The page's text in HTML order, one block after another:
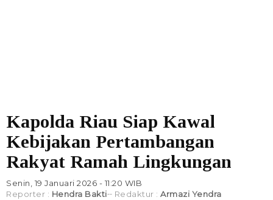
Kapolda Riau Siap Kawal
Kebijakan Pertambangan
Rakyat Ramah Lingkungan
Senin, 19 Januari 2026 - 11:20 WIB
Reporter : Hendra Bakti Redaktur : Armazi Yendra